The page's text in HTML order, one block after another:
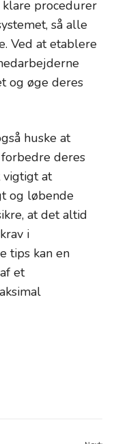
procedurer
så alle
Ved at etablere
og øge deres
huske at
deres
vigtigt at
og løbende
at det altid
i
tips kan en
et